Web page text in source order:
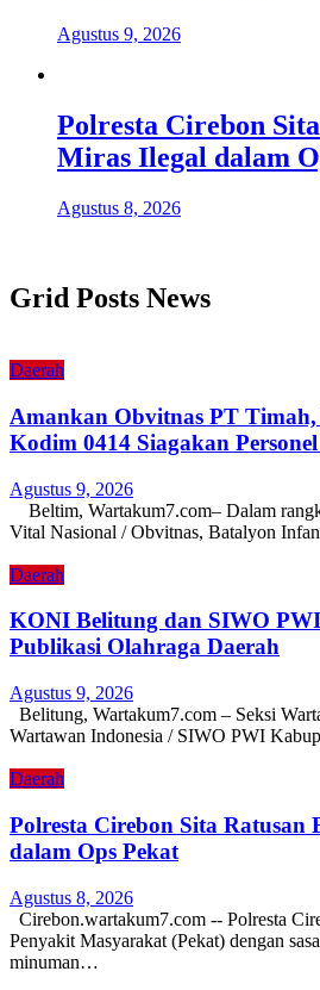
Agustus 9, 2026
Polresta Cirebon
Miras Ilegal dalam
Agustus 8, 2026
Grid Posts News
Daerah
Amankan Obvitnas PT Timah,
Kodim 0414 Siagakan
Agustus 9, 2026
Beltim, Wartakum7.com– Dalam
Vital Nasional / Obvitnas, Batalyon
Daerah
KONI Belitung dan SIWO
Publikasi Olahraga Daerah
Agustus 9, 2026
Belitung, Wartakum7.com – Seksi
Wartawan Indonesia / SIWO PWI
Daerah
Polresta Cirebon Sita Ratusan
dalam Ops Pekat
Agustus 8, 2026
Cirebon.wartakum7.com -- Polresta
Penyakit Masyarakat (Pekat) dengan
minuman…